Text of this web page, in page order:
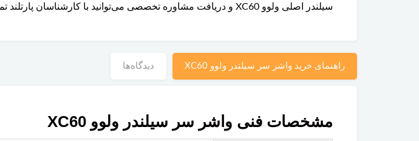
سیلندر اصلی ولوو XC60 و دریافت مشاوره تخصصی می‌توانید با کارشناسان پارتلند تماس بگیرید.
راهنمای خرید واشر سر سیلندر ولوو XC60 دیدگاه‌ها
مشخصات فنی واشر سر سیلندر ولوو XC60